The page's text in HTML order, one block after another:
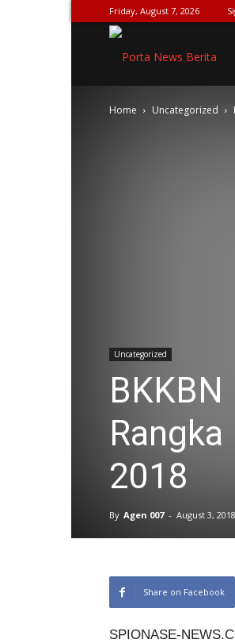
Friday, August 7, 2026
Home Uncategorized
Uncategorized
2018
By Agen 007 - August 3, 2018
Share on Facebook
SPIONASE-